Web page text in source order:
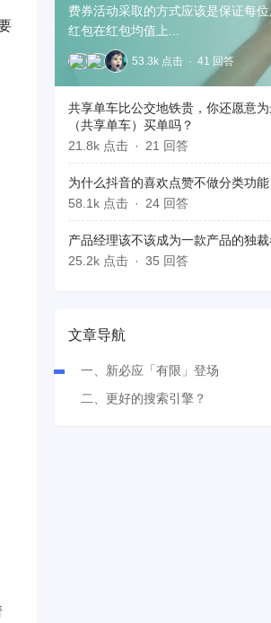
费券活动采取的方式应该是保证每
红包在红包均值上...
53.3k 点击 41 回答
共享单车比公交地铁贵，你还愿意
（共享单车）买单吗？
21.8k 点击
21 回答
为什么抖音的喜欢点赞不做分类功能
58.1k 点击
24 回答
产品经理该不该成为一款产品的独裁
25.2k 点击
35 回答
文章导航
一、新必应「有限」登场
二、更好的搜索引擎？